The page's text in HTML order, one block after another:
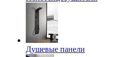
Душевые панели